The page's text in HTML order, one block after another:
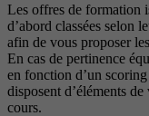
Les offres de formation
d’abord classées selon
afin de vous proposer
En cas de pertinence
en fonction d’un
disposent d’éléments
cours.